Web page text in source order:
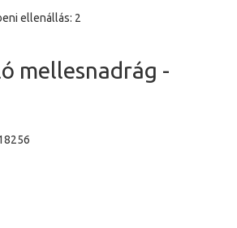
ellenállás: 2
mellesnadrág -